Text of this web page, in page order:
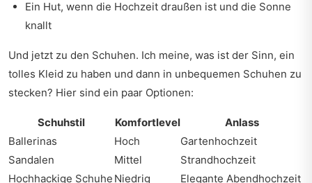
Ein Hut, wenn die Hochzeit draußen ist und die Sonne
knallt
Und jetzt zu den Schuhen. Ich meine, was ist der Sinn, ein
tolles Kleid zu haben und dann in unbequemen Schuhen zu
stecken? Hier sind ein paar Optionen:
Schuhstil Komfortlevel
Anlass
Ballerinas
Hoch
Gartenhochzeit
Sandalen
Mittel
Strandhochzeit
Hochhackige Schuhe Niedrig Elegante Abendhochzeit